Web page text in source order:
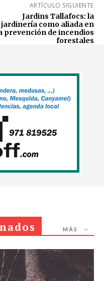
ARTÍCULO SIGUIENTE
Jardins Tallafocs: la
jardinería como aliada en
prevención de incendios
forestales
MÁS